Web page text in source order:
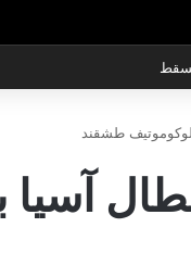
لوكوموتيف طشقند